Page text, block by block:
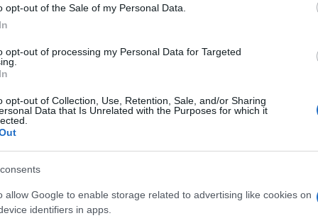
opt-out of the Sale of my Personal Data.
opt-out of processing my Personal Data for Targeted
opt-out of Collection, Use, Retention, Sale, and/or Sharing
Data that Is Unrelated with the Purposes for which it
allow Google to enable storage related to advertising like cookies on
identifiers in apps.
dei lavoratori?